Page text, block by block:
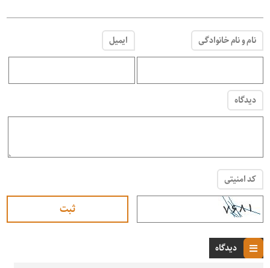
نام و نام خانوادگی ایمیل
دیدگاه
کد امنیتی
دیدگاه